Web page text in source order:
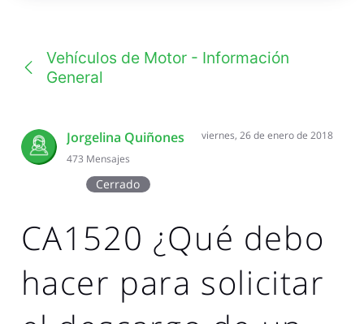
Vehículos de Motor - Información
General
Jorgelina Quiñones
473 Mensajes
viernes, 26 de enero de 2018
Cerrado
CA1520 ¿Qué debo
hacer para solicitar